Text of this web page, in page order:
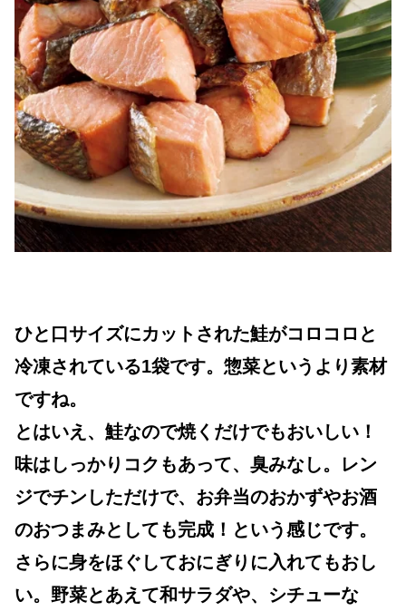
ひと口サイズにカットされた鮭がコロコロと
冷凍されている1袋です。惣菜というより素材
ですね。
とはいえ、鮭なので焼くだけでもおいしい！
味はしっかりコクもあって、臭みなし。レン
ジでチンしただけで、お弁当のおかずやお酒
のおつまみとしても完成！という感じです。
さらに身をほぐしておにぎりに入れてもおし
い。野菜とあえて和サラダや、シチューな